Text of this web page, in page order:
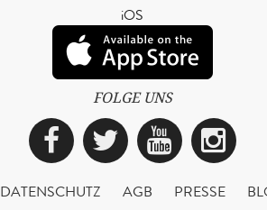
iOS
FOLGE UNS
Facebook
Twitter
DATENSCHUTZ AGB PRESSE